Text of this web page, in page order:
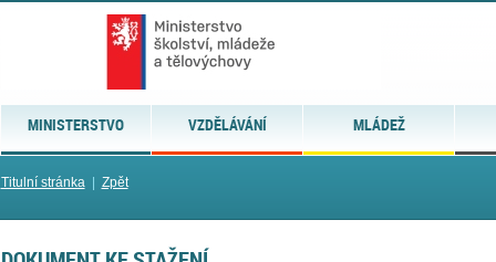
MINISTERSTVO VZDĚLÁVÁNÍ MLÁDEŽ
Titulní stránka| Zpět